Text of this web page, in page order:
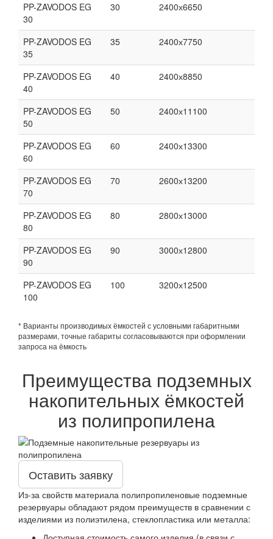
PP-ZAVODOS EG
30
30 2400х6650
PP-ZAVODOS EG
35
35 2400х7750
PP-ZAVODOS EG
40
40 2400х8850
PP-ZAVODOS EG
50
50 2400х11100
PP-ZAVODOS EG
60
60 2400х13300
PP-ZAVODOS EG
70
70 2600х13200
PP-ZAVODOS EG
80
80 2800х13000
PP-ZAVODOS EG
90
90 3000х12800
PP-ZAVODOS EG
100
100 3200х12500
* Варианты производимых ёмкостей с условными габаритными
размерами, точные габариты согласовываются при оформлении
запроса на ёмкость
Преимущества подземных
накопительных ёмкостей
из полипропилена
Оставить заявку
Из-за свойств материала полипропиленовые подземные
резервуары обладают рядом преимуществ в сравнении с
изделиями из полиэтилена, стеклопластика или металла: